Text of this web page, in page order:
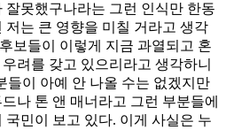
잘못했구나라는 그런 인식만 한동
저는 큰 영향을 미칠 거라고 생각
보들이 이렇게 지금 과열되고 혼
려를 갖고 있으리라고 생각하니
들이 아예 안 나올 수는 없겠지만
나 톤 앤 매너라고 그런 부분들에
민이 보고 있다. 이게 사실은 누